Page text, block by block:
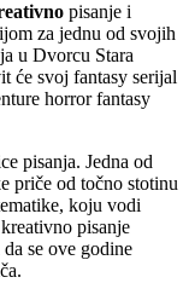
pisanje i
za jednu od svojih
u Dvorcu Stara
će svoj fantasy serijal
horror fantasy
pisanja. Jedna od
priče od točno stotinu
koju vodi
pisanje
se ove godine